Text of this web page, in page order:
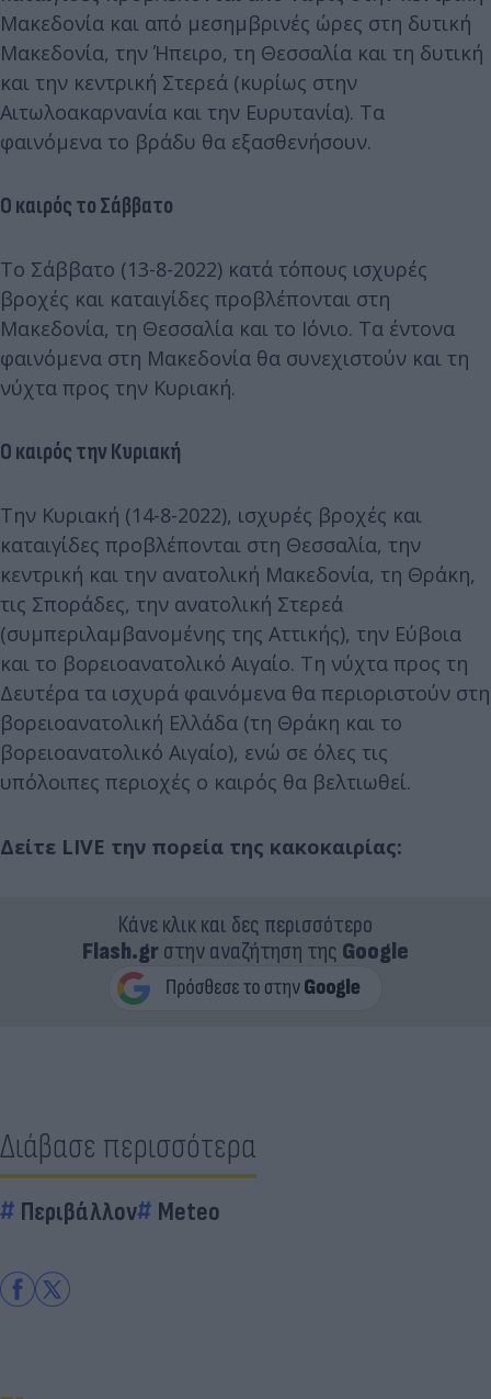
Μακεδονία και από μεσημβρινές ώρες στη δυτική
Μακεδονία, την Ήπειρο, τη Θεσσαλία και τη δυτική
και την κεντρική Στερεά (κυρίως στην
Αιτωλοακαρνανία και την Ευρυτανία). Τα
φαινόμενα το βράδυ θα εξασθενήσουν.
Ο καιρός το Σάββατο
Το Σάββατο (13-8-2022) κατά τόπους ισχυρές
βροχές και καταιγίδες προβλέπονται στη
Μακεδονία, τη Θεσσαλία και το Ιόνιο. Τα έντονα
φαινόμενα στη Μακεδονία θα συνεχιστούν και τη
νύχτα προς την Κυριακή.
Ο καιρός την Κυριακή
Την Κυριακή (14-8-2022), ισχυρές βροχές και
καταιγίδες προβλέπονται στη Θεσσαλία, την
κεντρική και την ανατολική Μακεδονία, τη Θράκη,
τις Σποράδες, την ανατολική Στερεά
(συμπεριλαμβανομένης της Αττικής), την Εύβοια
και το βορειοανατολικό Αιγαίο. Τη νύχτα προς τη
Δευτέρα τα ισχυρά φαινόμενα θα περιοριστούν στη
βορειοανατολική Ελλάδα (τη Θράκη και το
βορειοανατολικό Αιγαίο), ενώ σε όλες τις
υπόλοιπες περιοχές ο καιρός θα βελτιωθεί.
Δείτε LIVE την πορεία της κακοκαιρίας:
Κάνε κλικ και δες περισσότερο
Flash.grστην αναζήτηση της Google
Διάβασε περισσότερα
Περιβάλλον Meteo